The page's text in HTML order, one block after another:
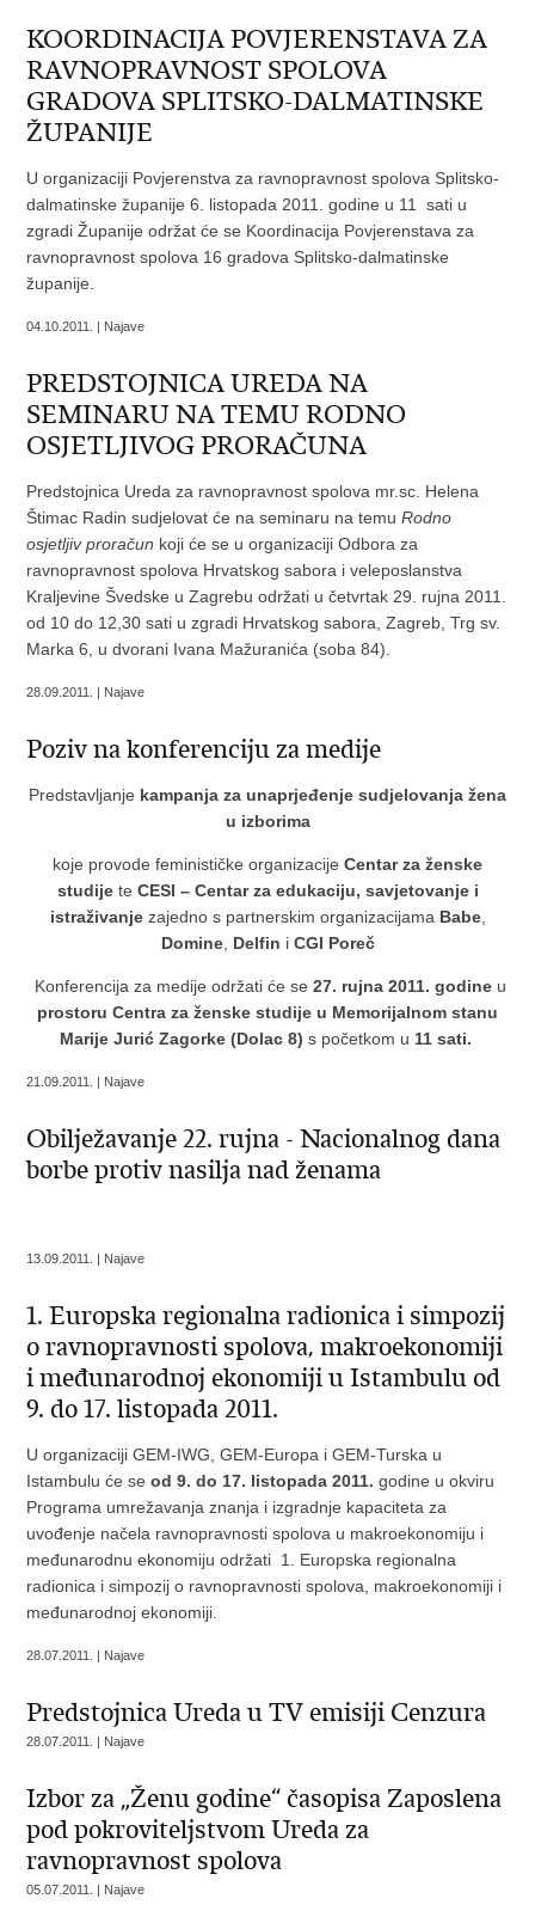
KOORDINACIJA POVJERENSTAVA ZA
RAVNOPRAVNOST SPOLOVA
GRADOVA SPLITSKO-DALMATINSKE
ŽUPANIJE
U organizaciji Povjerenstva za ravnopravnost spolova Splitsko-
dalmatinske županije 6. listopada 2011. godine u 11 sati u
zgradi Županije održat će se Koordinacija Povjerenstava za
ravnopravnost spolova 16 gradova Splitsko-dalmatinske
županije.
04.10.2011. | Najave
PREDSTOJNICA UREDA NA
SEMINARU NA TEMU RODNO
OSJETLJIVOG PRORAČUNA
Predstojnica Ureda za ravnopravnost spolova mr.sc. Helena
Štimac Radin sudjelovat će na seminaru na temuRodno
osjetljiv proračun koji će se u organizaciji Odbora za
ravnopravnost spolova Hrvatskog sabora i veleposlanstva
Kraljevine Švedske u Zagrebu održati u četvrtak 29. rujna 2011.
od 10 do 12,30 sati u zgradi Hrvatskog sabora, Zagreb, Trg sv.
Marka 6, u dvorani Ivana Mažuranića (soba 84).
28.09.2011. | Najave
Poziv na konferenciju za medije
Predstavljanje kampanja za unaprjeđenje sudjelovanja žena
u izborima
koje provode feminističke organizacije Centar za ženske
studijete CESI – Centar za edukaciju, savjetovanje i
istraživanjezajedno s partnerskim organizacijama Babe,
Domine, Delfin i CGI Poreč
Konferencija za medije održati će se 27. rujna 2011. godineu
prostoru Centra za ženske studije u Memorijalnom stanu
Marije Jurić Zagorke (Dolac 8) s početkom u 11 sati.
21.09.2011. | Najave
Obilježavanje 22. rujna - Nacionalnog dana
borbe protiv nasilja nad ženama
13.09.2011. | Najave
1. Europska regionalna radionica i simpozij
o ravnopravnosti spolova, makroekonomiji
i međunarodnoj ekonomiji u Istambulu od
9. do 17. listopada 2011.
U organizaciji GEM-IWG, GEM-Europa i GEM-Turska u
Istambulu će seod9. do 17. listopada 2011. godine u okviru
Programa umrežavanja znanja i izgradnje kapaciteta za
uvođenje načela ravnopravnosti spolova u makroekonomiju i
međunarodnu ekonomiju održati 1. Europska regionalna
radionica i simpozij o ravnopravnosti spolova, makroekonomiji i
međunarodnoj ekonomiji.
28.07.2011. | Najave
Predstojnica Ureda u TV emisiji Cenzura
28.07.2011. | Najave
Izbor za „Ženu godine“ časopisa Zaposlena
pod pokroviteljstvom Ureda za
ravnopravnost spolova
05.07.2011. | Najave